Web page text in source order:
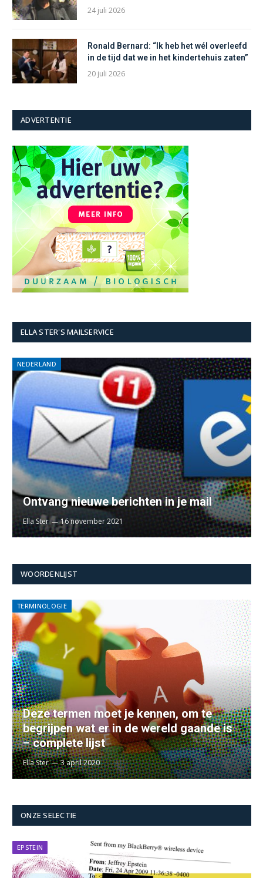
24 juli 2026
Ronald Bernard: “Ik heb het wél overleefd
in de tijd dat we in het kindertehuis zaten”
20 juli 2026
ADVERTENTIE
ELLA STER'S MAILSERVICE
NEDERLAND
Ontvang nieuwe berichten in je mail
Ella Ster 16 november 2021
WOORDENLIJST
TERMINOLOGIE
Deze termen moet je kennen, om te
begrijpen wat er in de wereld gaande is
– complete lijst
Ella Ster 3 april 2020
ONZE SELECTIE
EPSTEIN